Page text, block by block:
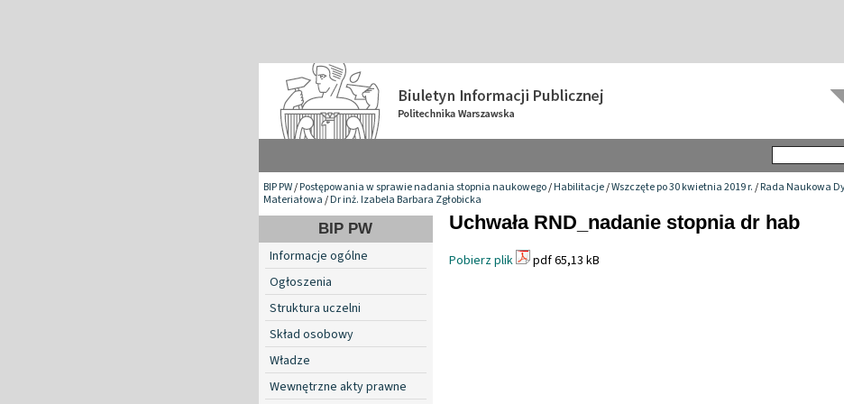
BIP PW/Postępowania w sprawie nadania stopnia naukowego/Habilitacje/Wszczęte po 30 kwietnia 2019 r./Rada Naukowa
Materiałowa/Dr inż. Izabela Barbara Zgłobicka
BIP PW
Informacje ogólne
Ogłoszenia
Struktura uczelni
Skład osobowy
Władze
Wewnętrzne akty prawne
Uchwała RND_nadanie stopnia dr hab
Pobierz plik pdf 65,13 kB